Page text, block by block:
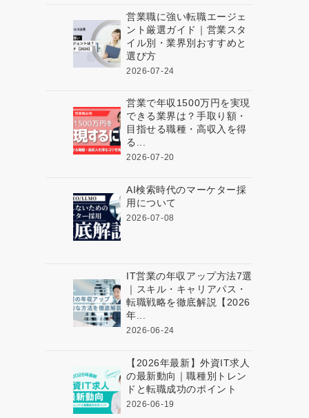
営業職に強い転職エージェ
ント厳選ガイド｜営業スタ
イル別・業界別おすすめと
選び方
2026-07-24
営業で年収1500万円を実現
できる業界は？手取り額・
目指せる職種・高収入を得
る...
2026-07-20
AI検索時代のマーケター採
用について
2026-07-08
IT営業の年収アップ方法7選
｜スキル・キャリアパス・
転職戦略を徹底解説【2026
年...
2026-06-24
【2026年最新】外資IT求人
の最新動向｜職種別トレン
ドと転職成功のポイント
2026-06-19